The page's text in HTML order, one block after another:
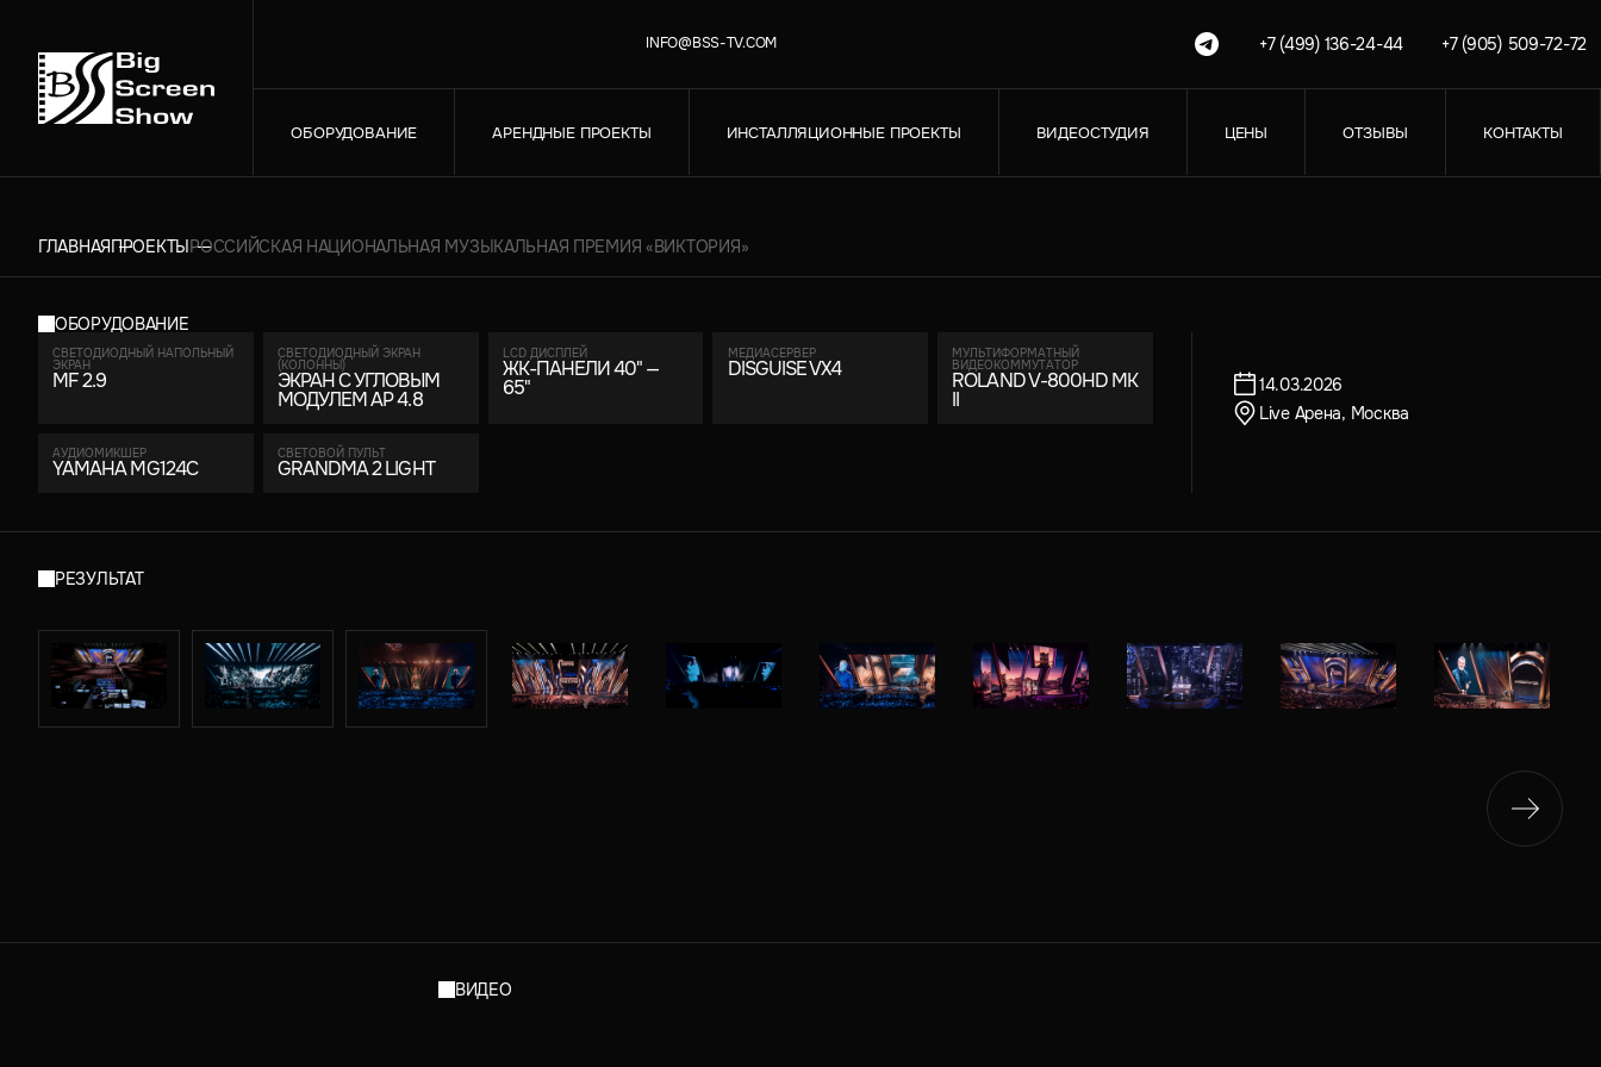
INFO@BSS-TV.COM +7 (499) 136-24-44 +7 (905) 509-72-72
ОБОРУДОВАНИЕ АРЕНДНЫЕ ПРОЕКТЫ ИНСТАЛЛЯЦИОННЫЕ ПРОЕКТЫ ВИДЕОСТУДИЯ ЦЕНЫ ОТЗЫВЫ КОНТАКТЫ
ГЛАВНАЯ ПРОЕКТЫ РОССИЙСКАЯ НАЦИОНАЛЬНАЯ МУЗЫКАЛЬНАЯ ПРЕМИЯ «ВИКТОРИЯ»
ОБОРУДОВАНИЕ
СВЕТОДИОДНЫЙ НАПОЛЬНЫЙ
ЭКРАН
MF 2.9
СВЕТОДИОДНЫЙ ЭКРАН
(КОЛОННЫ)
ЭКРАН С УГЛОВЫМ
МОДУЛЕМ AP 4.8
LCD ДИСПЛЕЙ
ЖК-ПАНЕЛИ 40" —
65"
МЕДИАСЕРВЕР
DISGUISE VX4
МУЛЬТИФОРМАТНЫЙ
ВИДЕОКОММУТАТОР
ROLAND V-800HD MK
II
АУДИОМИКШЕР
YAMAHA MG124C
СВЕТОВОЙ ПУЛЬТ
GRANDMA 2 LIGHT
14.03.2026
Live Арена, Москва
РЕЗУЛЬТАТ
ВИДЕО